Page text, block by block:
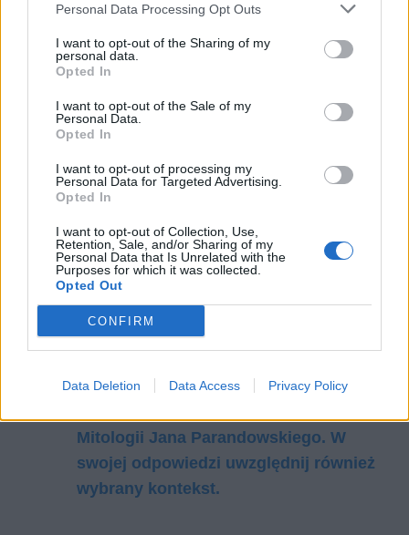
Personal Data Processing Opt Outs
I want to opt-out of the Sharing of my
personal data.
Opted In
I want to opt-out of the Sale of my
Personal Data.
Opted In
I want to opt-out of processing my
Personal Data for Targeted Advertising.
Opted In
I want to opt-out of Collection, Use,
Retention, Sale, and/or Sharing of my
Personal Data that Is Unrelated with the
Purposes for which it was collected.
Opted Out
CONFIRM
Data Deletion Data Access Privacy Policy
Mit o Syzyfie – streszczenie
Jaki obraz ludzkiego losu kreuje
literatura? Omów zagadnienie na
podstawie mitu o Syzyfie z Mitologii
Jana Parandowskiego. W swojej
odpowiedzi uwzględnij również
Labirynt jako metafora ludzkiego losu.
Mitologii Jana Parandowskiego. W
swojej odpowiedzi uwzględnij również
wybrany kontekst.